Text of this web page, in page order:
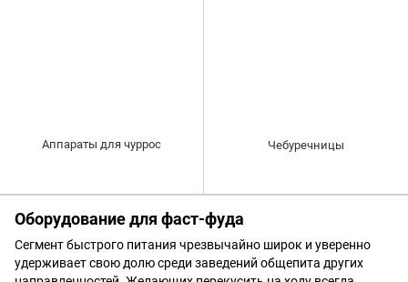
Оборудование для фаст-фуда
Сегмент быстрого питания чрезвычайно широк и уверенно
удерживает свою долю среди заведений общепита других
Аппараты для чуррос Чебуречницы